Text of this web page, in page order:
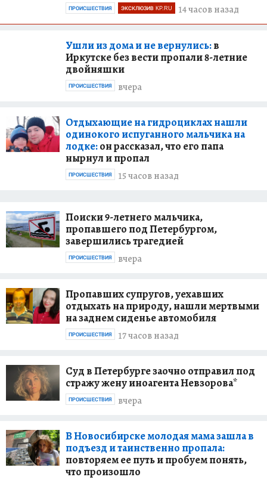
14 часов назад
ПРОИСШЕСТВИЯ ЭКСКЛЮЗИВ KP.RU
Ушли из дома и не вернулись:в
Иркутске без вести пропали 8-летние
двойняшки
вчера
ПРОИСШЕСТВИЯ
Отдыхающие на гидроциклах нашли
одинокого испуганного мальчика на
лодке:он рассказал, что его папа
нырнул и пропал
15 часов назад
ПРОИСШЕСТВИЯ
Поиски 9-летнего мальчика,
пропавшего под Петербургом,
завершились трагедией
вчера
ПРОИСШЕСТВИЯ
Пропавших супругов, уехавших
отдыхать на природу, нашли мертвыми
на заднем сиденье автомобиля
17 часов назад
ПРОИСШЕСТВИЯ
Суд в Петербурге заочно отправил под
стражу жену иноагента Невзорова*
вчера
ПРОИСШЕСТВИЯ
В Новосибирске молодая мама зашла в
подъезд и таинственно пропала:
повторяем ее путь и пробуем понять,
что произошло